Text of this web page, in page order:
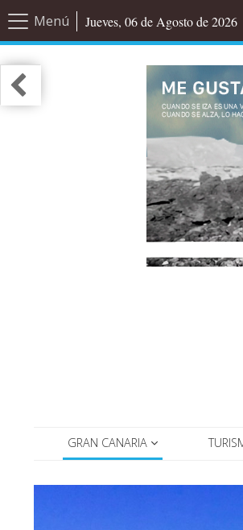
Menú Jueves, 06 de Agosto de 2026
GRAN CANARIA